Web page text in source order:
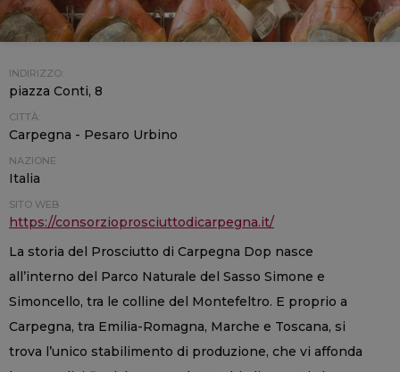
INDIRIZZO:
piazza Conti, 8
CITTÀ:
Carpegna - Pesaro Urbino
NAZIONE
Italia
SITO WEB
https://consorzioprosciuttodicarpegna.it/
La storia del Prosciutto di Carpegna Dop nasce
all’interno del Parco Naturale del Sasso Simone e
Simoncello, tra le colline del Montefeltro. E proprio a
Carpegna, tra Emilia-Romagna, Marche e Toscana, si
trova l’unico stabilimento di produzione, che vi affonda